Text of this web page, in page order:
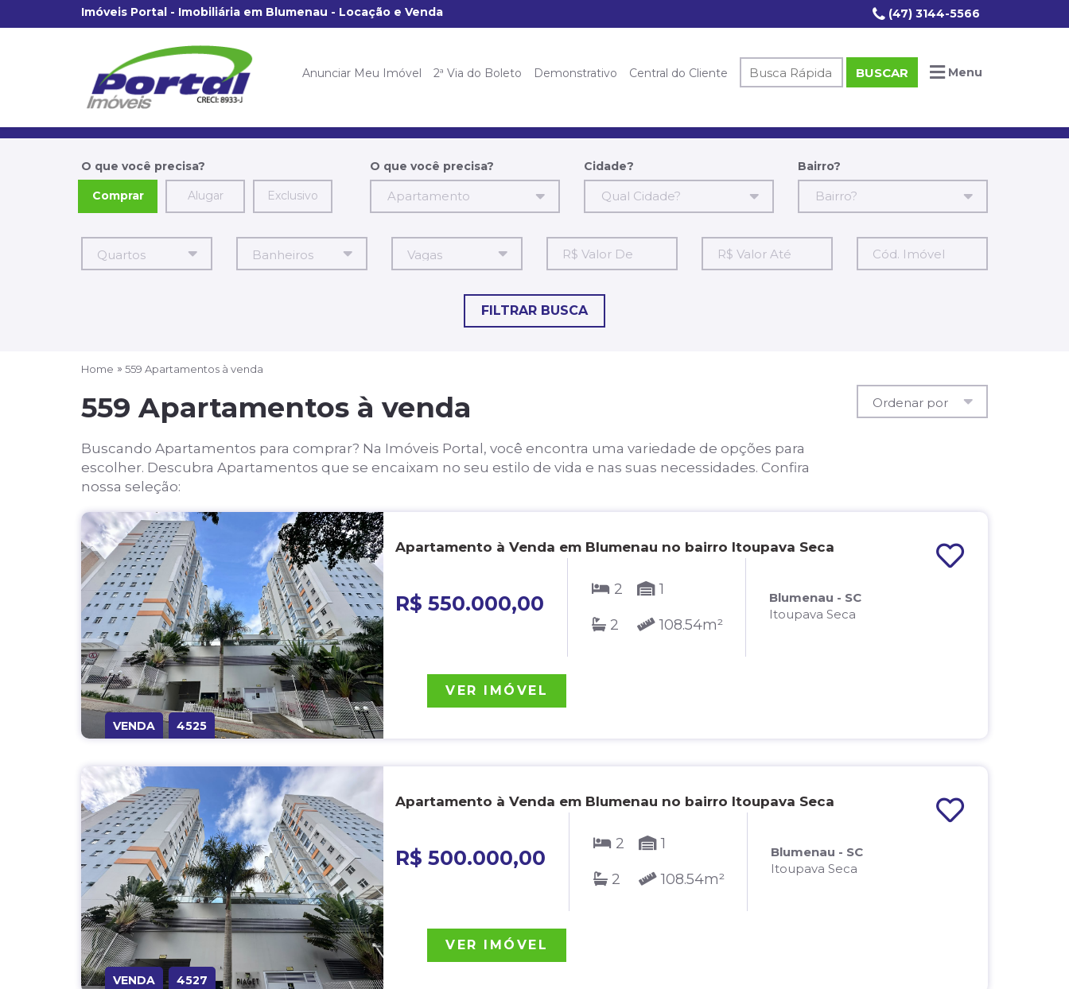
Imóveis Portal - Imobiliária em Blumenau - Locação e Venda (47) 3144-5566
Anunciar Meu Imóvel 2ª Via do Boleto Demonstrativo Central do Cliente
do
BUSCAR Menu
O que você precisa?
Comprar Alugar Exclusivo
O que você precisa?
Apartamento
Cidade?
Qual Cidade?
Bairro?
Bairro?
Valor
Valor
Imóvel
FILTRAR BUSCA
Home 559 Apartamentos à venda
559 Apartamentos à venda
Buscando Apartamentos para comprar? Na Imóveis Portal, você encontra uma variedade de opções para
escolher. Descubra Apartamentos que se encaixam no seu estilo de vida e nas suas necessidades. Confira
nossa seleção:
VENDA 4525
Apartamento à Venda em Blumenau no bairro Itoupava Seca
R$ 550.000,00
2 1
2 108.54m²
Blumenau - SC
Itoupava Seca
VER IMÓVEL
VENDA 4527
Apartamento à Venda em Blumenau no bairro Itoupava Seca
R$ 500.000,00
2 1
2 108.54m²
Blumenau - SC
Itoupava Seca
VER IMÓVEL